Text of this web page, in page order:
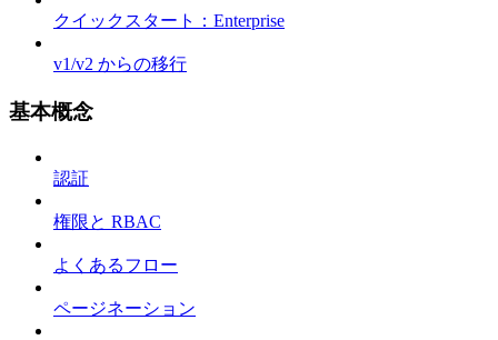
クイックスタート：Enterprise
v1/v2 からの移行
基本概念
認証
権限と RBAC
よくあるフロー
ページネーション